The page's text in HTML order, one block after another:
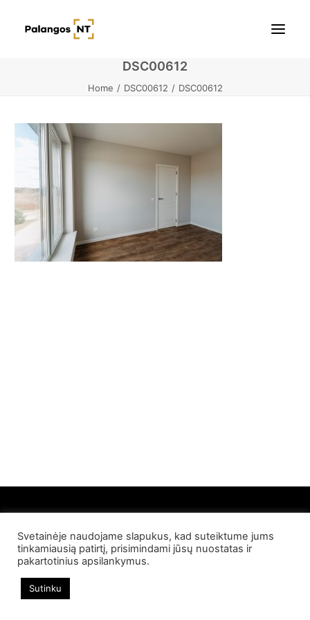
Butai
Namai / Kotedžai
Žemės sklypai
Kontaktai
DSC00612
Home DSC00612 DSC00612
© 2022 Palangos NT. Visos teisės saugomos
Svetainėje naudojame slapukus, kad suteiktume jums
tinkamiausią patirtį, prisimindami jūsų nuostatas ir
pakartotinius apsilankymus.
Sutinku